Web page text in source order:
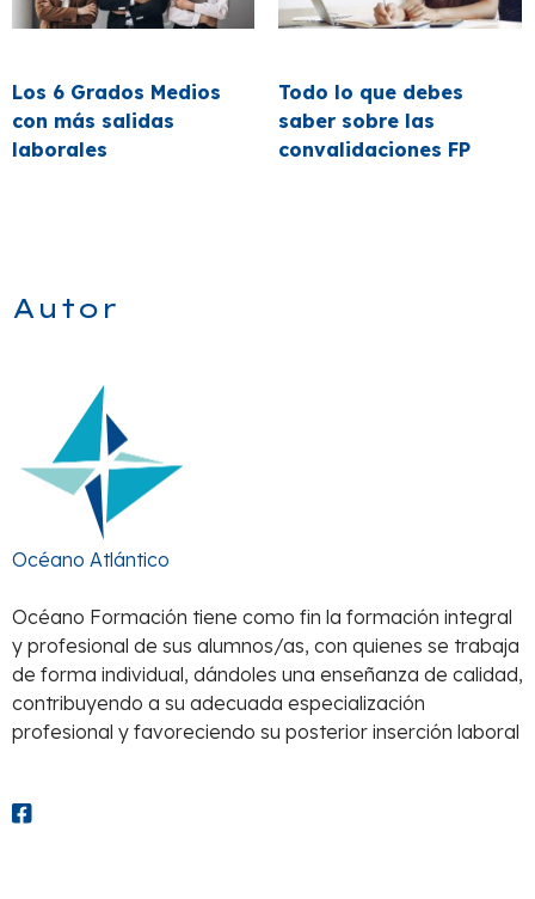
Los 6 Grados Medios
con más salidas
laborales
Todo lo que debes
saber sobre las
convalidaciones FP
Autor
Océano Atlántico
Océano Formación tiene como fin la formación integral
y profesional de sus alumnos/as, con quienes se trabaja
de forma individual, dándoles una enseñanza de calidad,
contribuyendo a su adecuada especialización
profesional y favoreciendo su posterior inserción laboral